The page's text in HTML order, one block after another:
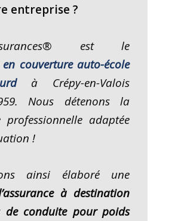
entreprise ?
est le
couverture auto-école
à Crépy-en-Valois
Nous détenons la
professionnelle adaptée
!
ainsi élaboré une
à destination
de conduite pour poids